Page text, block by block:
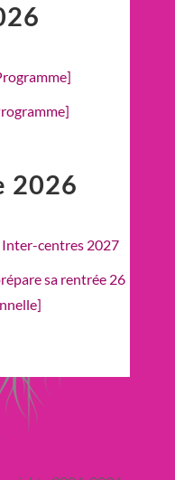
2026
Inter-centres 2027
sa rentrée 26